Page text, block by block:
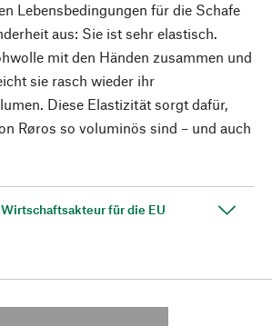
Lebensbedingungen für die Schafe
aus: Sie ist sehr elastisch.
mit den Händen zusammen und
sie rasch wieder ihr
Diese Elastizität sorgt dafür,
Røros so voluminös sind – und auch
für die EU